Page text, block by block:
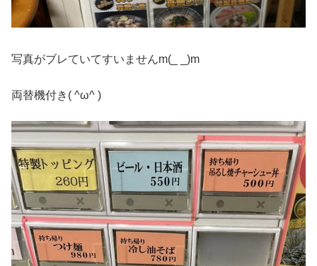
写真がブレていてすいませんm(_ _)m
両替機付き( ^ω^ )